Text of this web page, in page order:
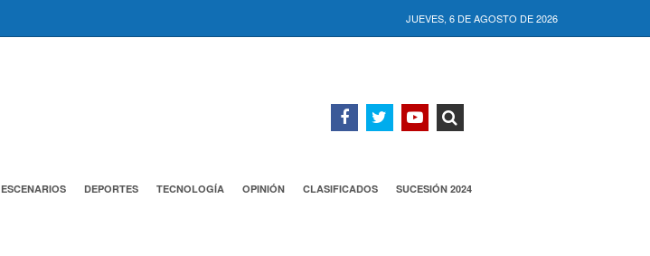
JUEVES, 6 DE AGOSTO DE 2026
ESCENARIOS DEPORTES TECNOLOGÍA OPINIÓN CLASIFICADOS SUCESIÓN 2024